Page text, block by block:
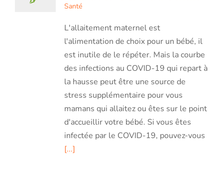
Santé
L'allaitement maternel est
l'alimentation de choix pour un bébé, il
est inutile de le répéter. Mais la courbe
des infections au COVID-19 qui repart à
la hausse peut être une source de
stress supplémentaire pour vous
mamans qui allaitez ou êtes sur le point
d'accueillir votre bébé. Si vous êtes
infectée par le COVID-19, pouvez-vous
[...]